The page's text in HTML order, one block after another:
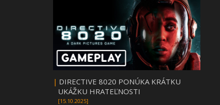
| DIRECTIVE 8020 PONÚKA KRÁTKU
UKÁŽKU HRATEĽNOSTI
[15.10.2025]